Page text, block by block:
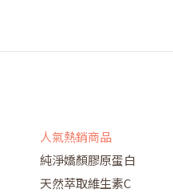
人氣熱銷商品
純淨嬌顏膠原蛋白
天然萃取維生素C